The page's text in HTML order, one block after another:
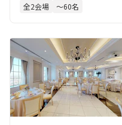
全2会場 〜60名